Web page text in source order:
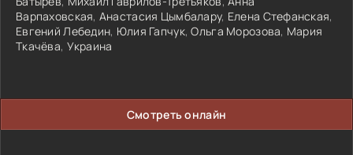
Варпаховская, Анастасия Цымбалару, Елена Стефанская,
Евгений Лебедин, Юлия Гапчук,Ольга Морозова, Мария
Ткачёва, Украина
Смотреть онлайн